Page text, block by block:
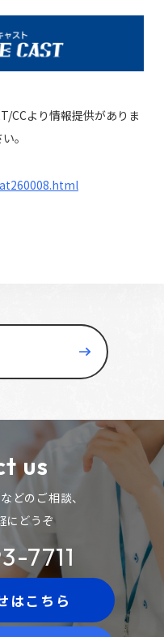
CCより情報提供がありま
。
us
どのご相談、
にどうぞ
7711
はこちら